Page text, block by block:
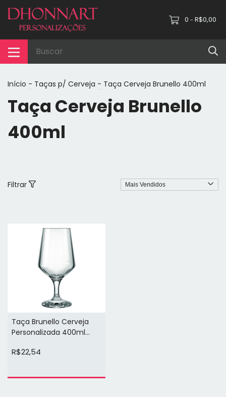
0 - R$0,00
Início - Taças p/ Cerveja - Taça Cerveja Brunello 400ml
Taça Cerveja Brunello
400ml
Filtrar
Taça Brunello Cerveja
Personalizada 400ml
R$22,54